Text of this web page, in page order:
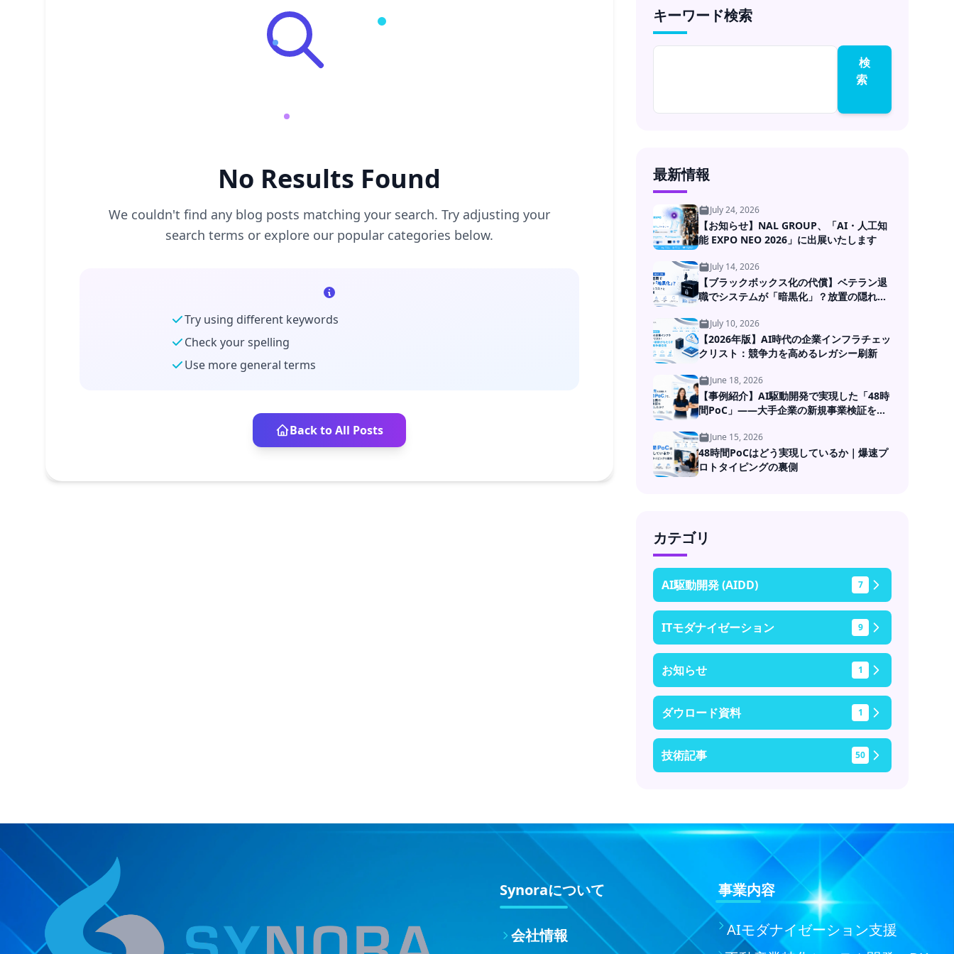
開発
No Results Found
We couldn't find any blog posts matching your search. Try adjusting your
search terms or explore our popular categories below.
Try using different keywords
Check your spelling
Use more general terms
Back to All Posts
キーワード検索
検
索
最新情報
July 24, 2026
【お知らせ】NAL GROUP、「AI・人工知
能 EXPO NEO 2026」に出展いたします
July 14, 2026
【ブラックボックス化の代償】ベテラン退
職でシステムが「暗黒化」？放置の隠れた
July 10, 2026
【2026年版】AI時代の企業インフラチェッ
クリスト：競争力を高めるレガシー刷新
June 18, 2026
【事例紹介】AI駆動開発で実現した「48時
間PoC」――大手企業の新規事業検証を高
June 15, 2026
48時間PoCはどう実現しているか｜爆速プ
ロトタイピングの裏側
カテゴリ
AI駆動開発 (AIDD) 7
ITモダナイゼーション 9
お知らせ 1
ダウロード資料 1
技術記事 50
Synoraについて
会社情報
事業内容
AIモダナイゼーション支援